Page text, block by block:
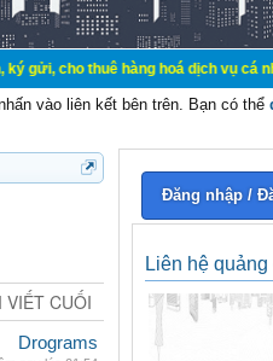
hàng hoá dịch vụ cá nhân, gia
vào liên kết bên trên. Bạn có thể
VIẾT CUỐI
Drograms
Đăng nhập /
Liên hệ quảng